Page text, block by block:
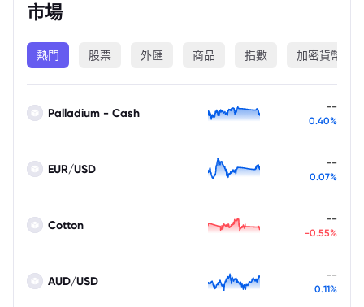
市場
熱門 股票 外匯 商品 指數 加密貨幣
Palladium - Cash --
0.40%
EUR/USD --
0.07%
Cotton --
-0.55%
AUD/USD --
0.11%